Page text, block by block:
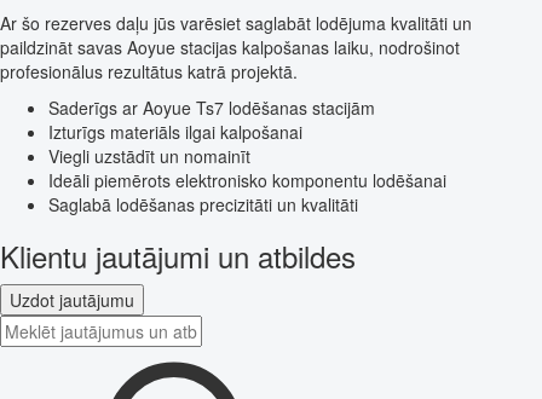
Ar šo rezerves daļu jūs varēsiet saglabāt lodējuma kvalitāti un
paildzināt savas Aoyue stacijas kalpošanas laiku, nodrošinot
profesionālus rezultātus katrā projektā.
Saderīgs ar Aoyue Ts7 lodēšanas stacijām
Izturīgs materiāls ilgai kalpošanai
Viegli uzstādīt un nomainīt
Ideāli piemērots elektronisko komponentu lodēšanai
Saglabā lodēšanas precizitāti un kvalitāti
Klientu jautājumi un atbildes
Uzdot jautājumu